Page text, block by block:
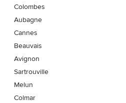
Colombes
Aubagne
Cannes
Beauvais
Avignon
Sartrouville
Melun
Colmar